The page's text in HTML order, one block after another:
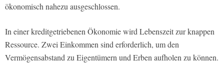
ökonomisch nahezu ausgeschlossen.
In einer kreditgetriebenen Ökonomie wird Lebenszeit zur knappen
Ressource. Zwei Einkommen sind erforderlich, um den
Vermögensabstand zu Eigentümern und Erben aufholen zu können.